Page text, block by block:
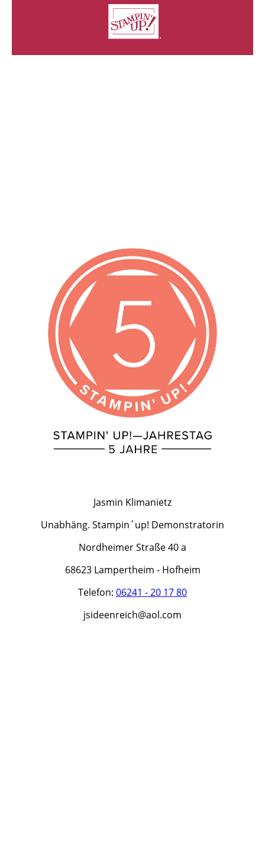
Jasmin Klimanietz
Unabhäng. Stampin´up! Demonstratorin
Nordheimer Straße 40 a
68623 Lampertheim - Hofheim
Telefon: 06241 - 20 17 80
jsideenreich@aol.com